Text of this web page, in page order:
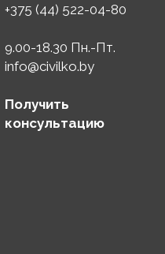
+375 (44) 522-04-80
9.00-18.30 Пн.-Пт.
info@civilko.by
Получить
консультацию